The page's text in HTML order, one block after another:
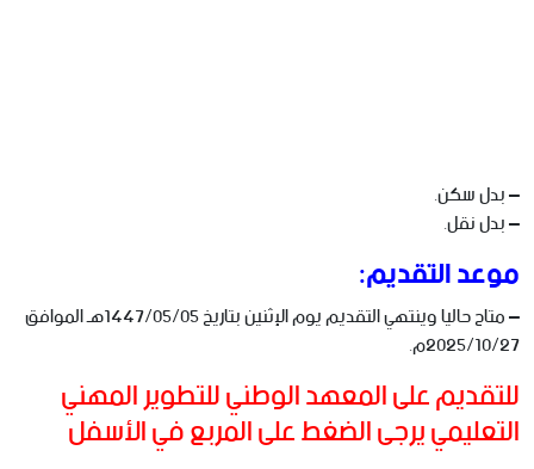
– بدل سكن.
– بدل نقل.
موعد التقديم:
– متاح حاليا وينتهي التقديم يوم الإثنين بتاريخ 1447/05/05هـ الموافق
2025/10/27م.
للتقديم على المعهد الوطني للتطوير المهني
التعليمي يرجى الضغط على المربع في الأسفل